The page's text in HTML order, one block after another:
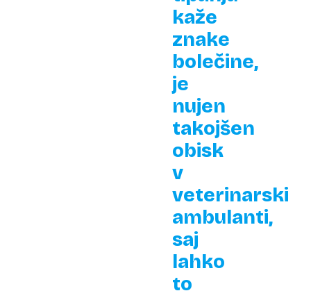
kaže
znake
bolečine,
je
nujen
takojšen
obisk
v
veterinarski
ambulanti,
saj
lahko
to